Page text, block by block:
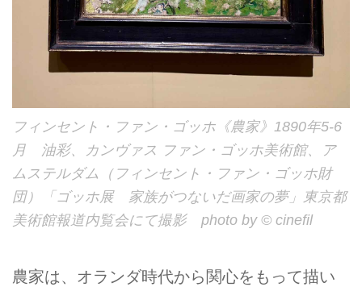
フィンセント・ファン・ゴッホ《農家》1890年5-6
月 油彩、カンヴァス ファン・ゴッホ美術館、ア
ムステルダム（フィンセント・ファン・ゴッホ財
団）「ゴッホ展 家族がつないだ画家の夢」東京都
美術館報道内覧会にて撮影 photo by © cinefil
農家は、オランダ時代から関心をもって描い